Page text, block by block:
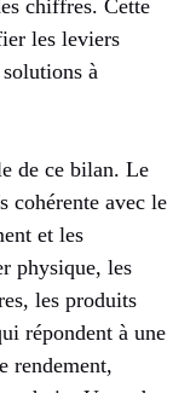
chiffres. Cette
les leviers
à
de ce bilan. Le
cohérente avec le
et les
physique, les
les produits
répondent à une
rendement,